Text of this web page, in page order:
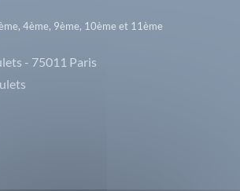
4ème, 9ème, 10ème et 11ème
- 75011 Paris